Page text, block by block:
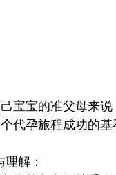
宝宝的准父母来
代孕旅程成功的基
解：